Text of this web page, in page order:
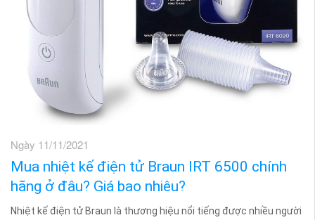
Ngày 11/11/2021
Mua nhiệt kế điện tử Braun IRT 6500 chính
hãng ở đâu? Giá bao nhiêu?
Nhiệt kế điện tử Braun là thương hiệu nổi tiếng được nhiều người